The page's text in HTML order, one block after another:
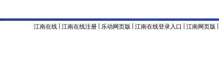
江南在线 | 江南在线注册| 乐动网页版 | 江南在线登录入口 | 江南网页版